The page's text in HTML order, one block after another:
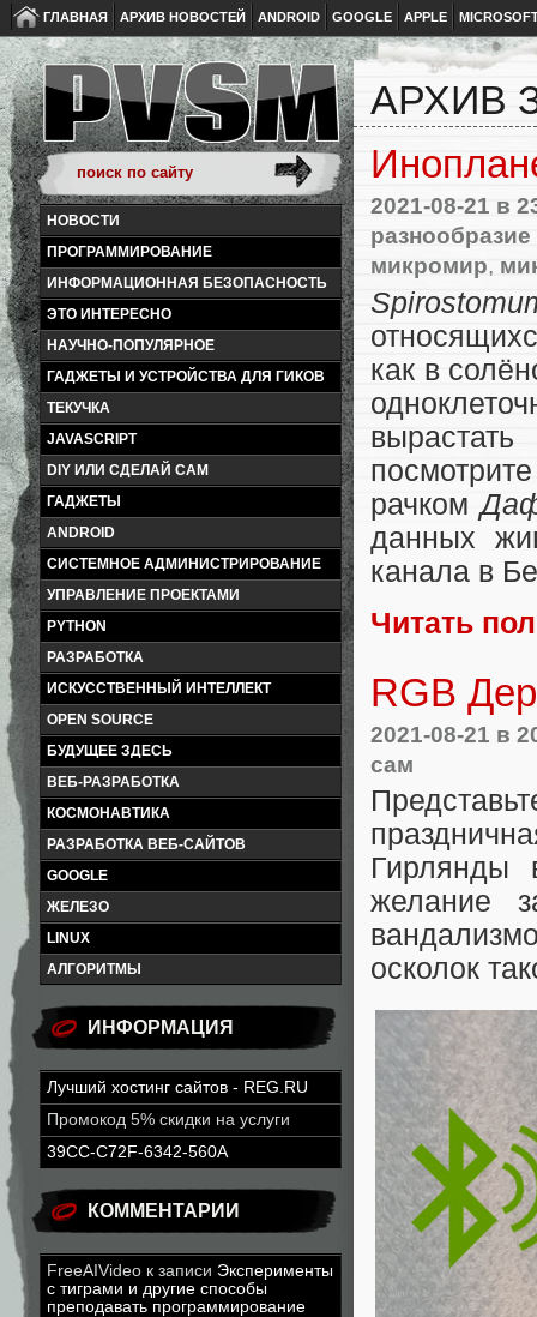
ГЛАВНАЯ АРХИВ НОВОСТЕЙ ANDROID GOOGLE APPLE
НОВОСТИ
ПРОГРАММИРОВАНИЕ
ИНФОРМАЦИОННАЯ БЕЗОПАСНОСТЬ
ЭТО ИНТЕРЕСНО
НАУЧНО-ПОПУЛЯРНОЕ
ГАДЖЕТЫ И УСТРОЙСТВА ДЛЯ ГИКОВ
ТЕКУЧКА
JAVASCRIPT
DIY ИЛИ СДЕЛАЙ САМ
ГАДЖЕТЫ
ANDROID
СИСТЕМНОЕ АДМИНИСТРИРОВАНИЕ
УПРАВЛЕНИЕ ПРОЕКТАМИ
PYTHON
РАЗРАБОТКА
ИСКУССТВЕННЫЙ ИНТЕЛЛЕКТ
OPEN SOURCE
БУДУЩЕЕ ЗДЕСЬ
ВЕБ-РАЗРАБОТКА
КОСМОНАВТИКА
РАЗРАБОТКА ВЕБ-САЙТОВ
GOOGLE
ЖЕЛЕЗО
LINUX
АЛГОРИТМЫ
ИНФОРМАЦИЯ
Лучший хостинг сайтов - REG.RU
Промокод 5% скидки на услуги
39CC-C72F-6342-560A
КОММЕНТАРИИ
FreeAIVideo к записи Эксперименты
с тиграми и другие способы
преподавать программирование
АРХИВ
2021-08-21 в
микромир,
как в
рачком
данных
канала в
Читать
RGB
2021-08-21 в
сам
Гирлянды
желание
осколок